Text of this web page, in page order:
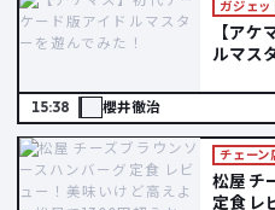
ガジェ
【ア
ルマス
15:38 櫻井徹治
チェーン
松屋 チ
定食 レ